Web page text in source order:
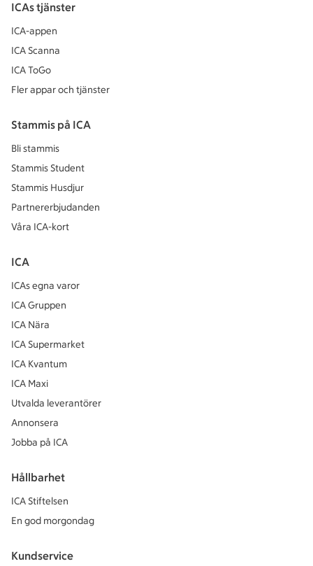
ICAs tjänster
ICA-appen
ICA Scanna
ICA ToGo
Fler appar och tjänster
Stammis på ICA
Bli stammis
Stammis Student
Stammis Husdjur
Partnererbjudanden
Våra ICA-kort
ICA
ICAs egna varor
ICA Gruppen
ICA Nära
ICA Supermarket
ICA Kvantum
ICA Maxi
Utvalda leverantörer
Annonsera
Jobba på ICA
Hållbarhet
ICA Stiftelsen
En god morgondag
Kundservice